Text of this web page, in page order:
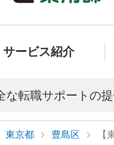
サービス紹介
な転職サポートの提
東京都 豊島区 【